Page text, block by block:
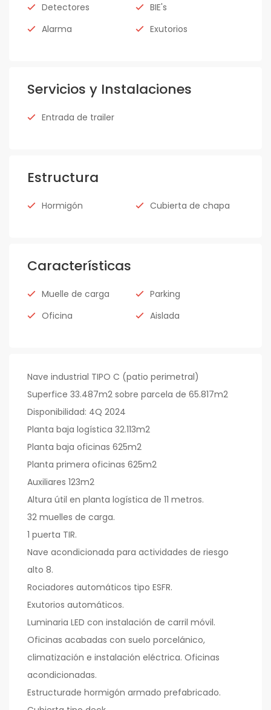
Detectores
BIE's
Alarma
Exutorios
Servicios y Instalaciones
Entrada de trailer
Estructura
Hormigón Cubierta de chapa
Características
Muelle de carga
Parking
Oficina
Aislada
Nave industrial TIPO C (patio perimetral)
Superfice 33.487m2 sobre parcela de 65.817m2
Disponibilidad: 4Q 2024
Planta baja logística 32.113m2
Planta baja oficinas 625m2
Planta primera oficinas 625m2
Auxiliares 123m2
Altura útil en planta logística de 11 metros.
32 muelles de carga.
1 puerta TIR.
Nave acondicionada para actividades de riesgo
alto 8.
Rociadores automáticos tipo ESFR.
Exutorios automáticos.
Luminaria LED con instalación de carril móvil.
Oficinas acabadas con suelo porcelánico,
climatización e instalación eléctrica. Oficinas
acondicionadas.
Estructurade hormigón armado prefabricado.